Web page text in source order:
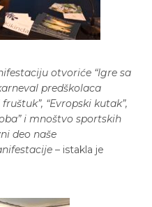
otvoriće “Igre sa
predškolaca
“Evropski kutak”,
i mnoštvo sportskih
deo naše
– istakla je